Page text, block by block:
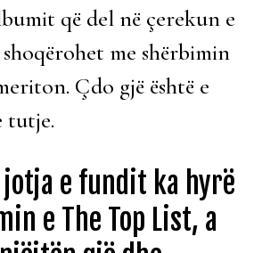
që del në çerekun e
me shërbimin
Çdo gjë është e
tutje.
jotja e fundit ka hyrë
e The Top List, a